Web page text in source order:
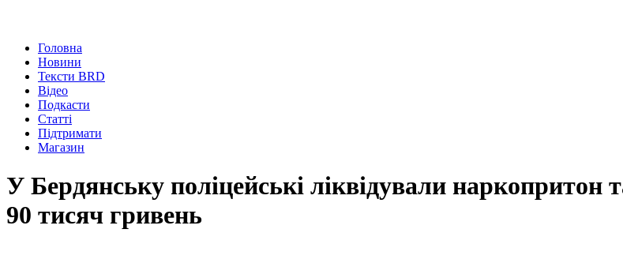
Головна
Новини
Тексти BRD
Відео
Подкасти
Статті
Підтримати
Магазин
У Бердянську поліцейські ліквідували
90 тисяч гривень